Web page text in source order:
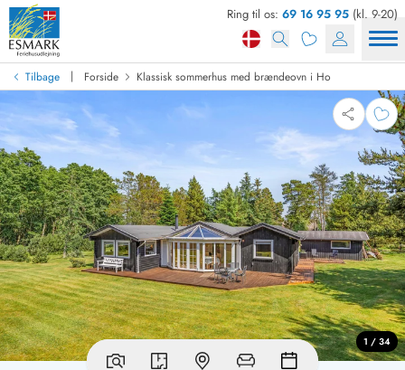
Ring til os: 69 16 95 95 (kl. 9-20)
Tilbage | Forside Klassisk sommerhus med brændeovn i Ho
1 / 34